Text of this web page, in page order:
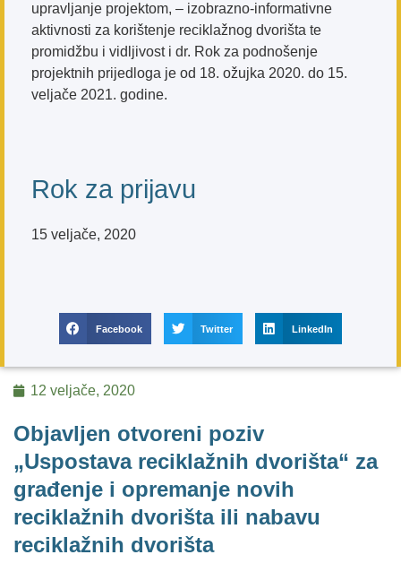
upravljanje projektom, – izobrazno-informativne
aktivnosti za korištenje reciklažnog dvorišta te
promidžbu i vidljivost i dr. Rok za podnošenje
projektnih prijedloga je od 18. ožujka 2020. do 15.
veljače 2021. godine.
Rok za prijavu
15 veljače, 2020
Facebook Twitter LinkedIn
12 veljače, 2020
Objavljen otvoreni poziv
„Uspostava reciklažnih dvorišta“ za
građenje i opremanje novih
reciklažnih dvorišta ili nabavu
reciklažnih dvorišta